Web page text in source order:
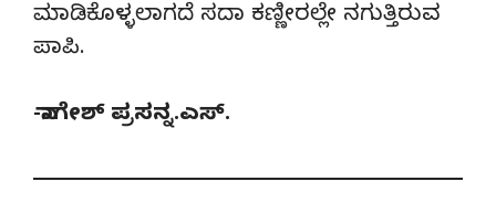
ಮಾಡಿಕೊಳ್ಳಲಾಗದೆ ಸದಾ ಕಣ್ಣೀರಲ್ಲೇ ನಗುತ್ತಿರುವ
ಪಾಪಿ.
-ನಾಗೇಶ್ ಪ್ರಸನ್ನ.ಎಸ್.